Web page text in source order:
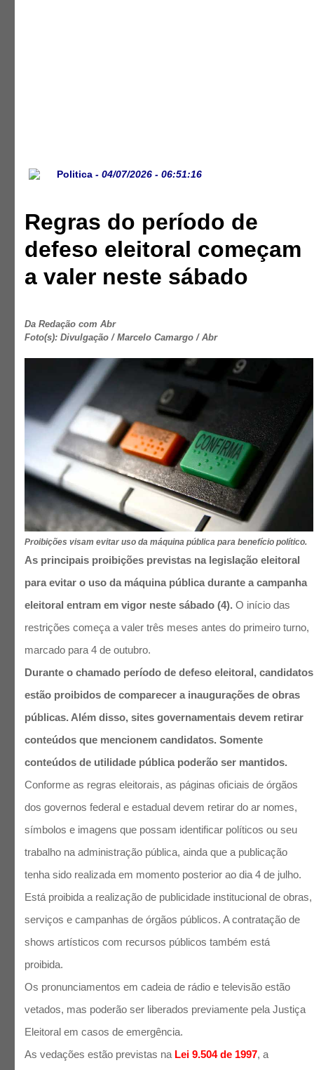
Politica - 04/07/2026 - 06:51:16
Regras do período de
defeso eleitoral começam
a valer neste sábado
Da Redação com Abr
Foto(s): Divulgação / Marcelo Camargo / Abr
Proibições visam evitar uso da máquina pública para benefício político.
As principais proibições previstas na legislação eleitoral
para evitar o uso da máquina pública durante a campanha
eleitoral entram em vigor neste sábado (4).O início das
restrições começa a valer três meses antes do primeiro turno,
marcado para 4 de outubro.
Durante o chamado período de defeso eleitoral, candidatos
estão proibidos de comparecer a inaugurações de obras
públicas. Além disso, sites governamentais devem retirar
conteúdos que mencionem candidatos. Somente
conteúdos de utilidade pública poderão ser mantidos.
Conforme as regras eleitorais, as páginas oficiais de órgãos
dos governos federal e estadual devem retirar do ar nomes,
símbolos e imagens que possam identificar políticos ou seu
trabalho na administração pública, ainda que a publicação
tenha sido realizada em momento posterior ao dia 4 de julho.
Está proibida a realização de publicidade institucional de obras,
serviços e campanhas de órgãos públicos. A contratação de
shows artísticos com recursos públicos também está
proibida.
Os pronunciamentos em cadeia de rádio e televisão estão
vetados, mas poderão ser liberados previamente pela Justiça
Eleitoral em casos de emergência.
As vedações estão previstas na Lei 9.504 de 1997, a